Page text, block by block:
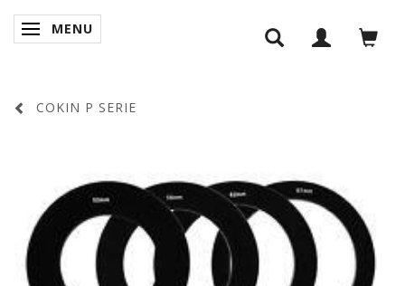
SKIFTE NAVIGATION
MENU
COKIN P SERIE